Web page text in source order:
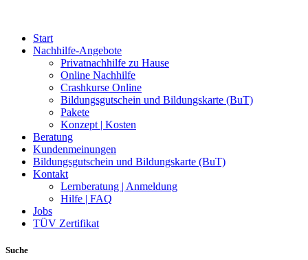
Start
Nachhilfe-Angebote
Privatnachhilfe zu Hause
Online Nachhilfe
Crashkurse Online
Bildungsgutschein und Bildungskarte (BuT)
Pakete
Konzept | Kosten
Beratung
Kundenmeinungen
Bildungsgutschein und Bildungskarte (BuT)
Kontakt
Lernberatung | Anmeldung
Hilfe | FAQ
Jobs
TÜV Zertifikat
Suche